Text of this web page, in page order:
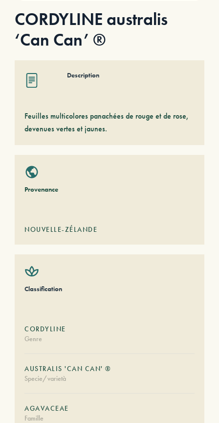
CORDYLINE australis
‘Can Can’ ®
Description
Feuilles multicolores panachées de rouge et de rose,
devenues vertes et jaunes.
Provenance
NOUVELLE-ZÉLANDE
Classification
CORDYLINE
Genre
AUSTRALIS 'CAN CAN' ®
Specie/varietà
AGAVACEAE
Famille